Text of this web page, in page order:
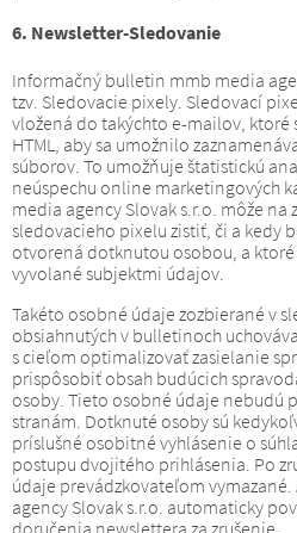
6. Newsletter-Sledovanie
Informačný bulletin mmb media
tzv. Sledovacie pixely. Sledovací
vložená do takýchto e-mailov, ktoré
HTML, aby sa umožnilo
súborov. To umožňuje štatistickú
neúspechu online marketingových
media agency Slovak s.r.o. môže na
sledovacieho pixelu zistiť, či a kedy
otvorená dotknutou osobou, a
vyvolané subjektmi údajov.
Takéto osobné údaje zozbierané v
obsiahnutých v bulletinoch
s cieľom optimalizovať zasielanie
prispôsobiť obsah budúcich
osoby. Tieto osobné údaje nebudú
stranám. Dotknuté osoby sú
príslušné osobitné vyhlásenie o
postupu dvojitého prihlásenia. Po
údaje prevádzkovateľom vymazané.
agency Slovak s.r.o. automaticky
doručenia newslettera za zrušenie.